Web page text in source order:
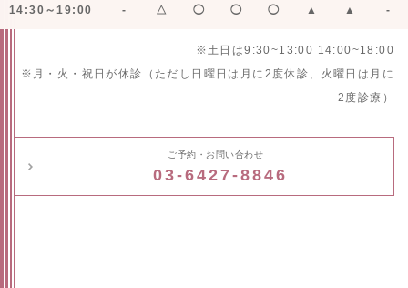
14:30～19:00 - △ ◯ ◯ ◯ ▲ ▲ -
※土日は9:30~13:00 14:00~18:00
※月・火・祝日が休診（ただし日曜日は月に2度休診、火曜日は月に
2度診療）
ご予約・お問い合わせ
03-6427-8846